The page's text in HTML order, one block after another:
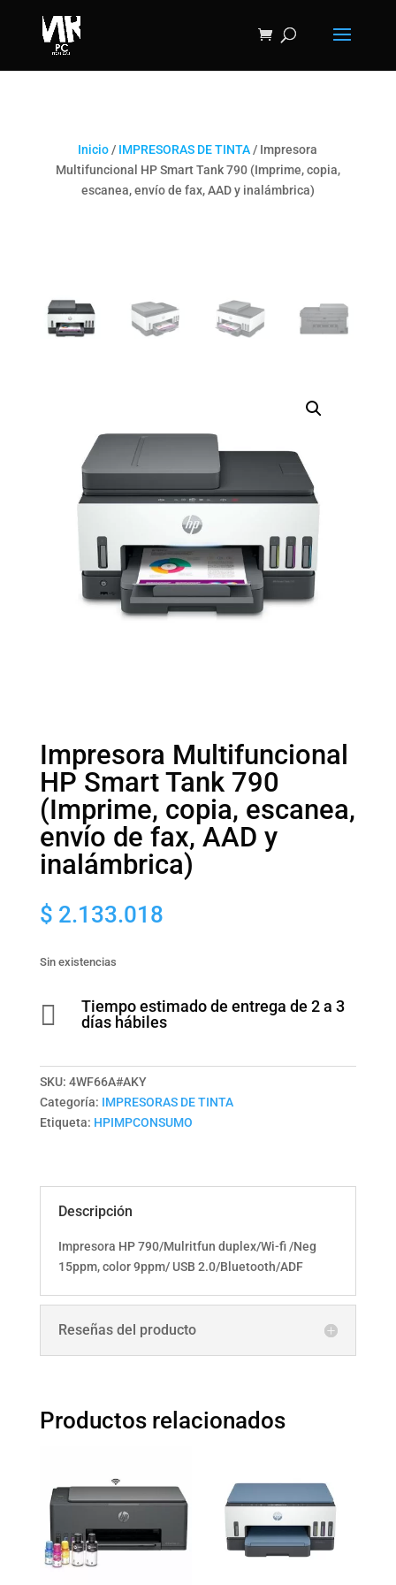
Inicio / IMPRESORAS DE TINTA / Impresora
Multifuncional HP Smart Tank 790 (Imprime, copia,
escanea, envío de fax, AAD y inalámbrica)
Impresora Multifuncional
HP Smart Tank 790
(Imprime, copia, escanea,
envío de fax, AAD y
inalámbrica)
$ 2.133.018
Sin existencias

Tiempo estimado de entrega de 2 a 3
días hábiles
SKU: 4WF66A#AKY
Categoría: IMPRESORAS DE TINTA
Etiqueta: HPIMPCONSUMO
Descripción
Impresora HP 790/Mulritfun duplex/Wi-fi /Neg
15ppm, color 9ppm/ USB 2.0/Bluetooth/ADF
Reseñas del producto
Productos relacionados